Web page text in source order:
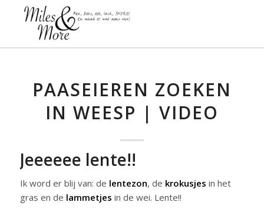
PAASEIEREN ZOEKEN
IN WEESP | VIDEO
Jeeeeee lente!!
Ik word er blij van: de lentezon, de krokusjes in het
gras en de lammetjes in de wei. Lente!!